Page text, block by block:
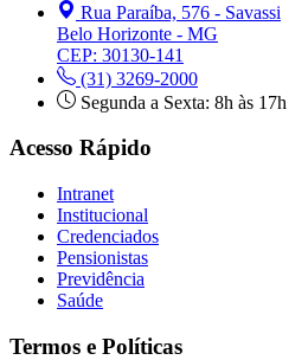
Rua Paraíba, 576 - Savassi
Belo Horizonte - MG
CEP: 30130-141
(31) 3269-2000
Segunda a Sexta: 8h às 17h
Acesso Rápido
Intranet
Institucional
Credenciados
Pensionistas
Previdência
Saúde
Termos e Políticas